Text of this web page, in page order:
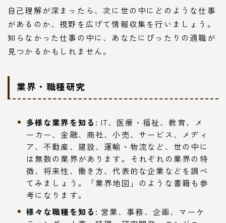
自己理解が深まったら、次に世の中にどのような仕事
があるのか、視野を広げて情報収集を行いましょう。
知らなかった仕事の中に、あなたにぴったりの適職が
見つかるかもしれません。
業界・職種研究
多様な業界を知る: IT、医療・福祉、教育、メ
ーカー、金融、商社、小売、サービス、メディ
ア、不動産、建設、運輸・物流など、世の中に
は無数の業界があります。それぞれの業界の特
徴、将来性、働き方、代表的な企業などを調べ
てみましょう。「業界地図」のような書籍も参
考になります。
様々な職種を知る: 営業、事務、企画、マーケ